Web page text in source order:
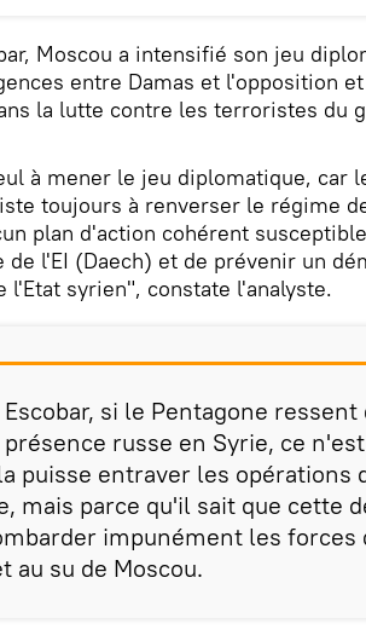
Moscou a intensifié son jeu
entre Damas et l'opposition
la lutte contre les terroristes du
à mener le jeu diplomatique, car
toujours à renverser le régime
plan d'action cohérent
de l'EI (Daech) et de prévenir un
l'Etat syrien", constate l'analyste.
si le Pentagone
russe en Syrie, ce
puisse entraver les opérations
mais parce qu'il sait que cette
impunément les forces
au su de Moscou.